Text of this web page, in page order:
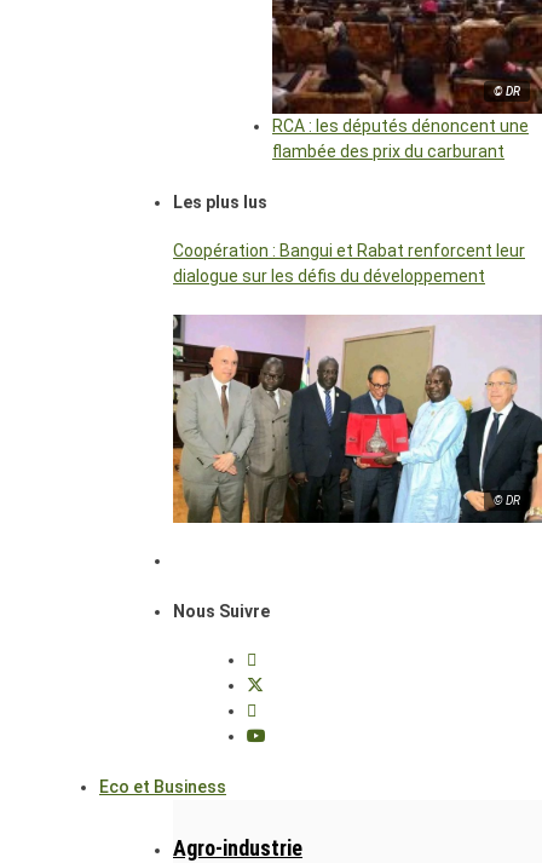
© DR
RCA : les députés dénoncent une
flambée des prix du carburant
Les plus lus
Coopération : Bangui et Rabat renforcent leur
dialogue sur les défis du développement
© DR
Nous Suivre
Eco et Business
Agro-industrie